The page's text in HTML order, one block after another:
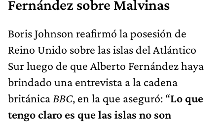
Fernández sobre Malvinas
Boris Johnson reafirmó la posesión de
Reino Unido sobre las islas del Atlántico
Sur luego de que Alberto Fernández haya
brindado una entrevista a la cadena
británica BBC, en la que aseguró: “Lo que
tengo claro es que las islas no son